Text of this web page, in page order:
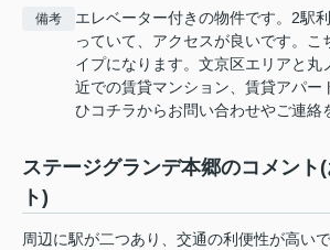
備考
エレベーター付きの物件です。2駅
っていて、アクセスが良いです。こ
イプになります。文京区エリアと丸
近での賃貸マンション、賃貸アパー
ひコチラからお問い合わせやご連絡
ステージグランデ本郷のコメント
ト)
周辺に駅が二つあり、交通の利便性が高い